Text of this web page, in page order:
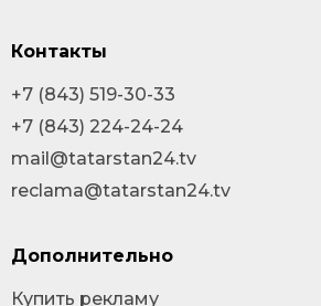
Контакты
+7 (843) 519-30-33
+7 (843) 224-24-24
mail@tatarstan24.tv
reclama@tatarstan24.tv
Дополнительно
Купить рекламу